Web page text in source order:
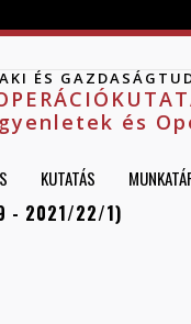
ÉS
és
KUTATÁS
- 2021/22/1)